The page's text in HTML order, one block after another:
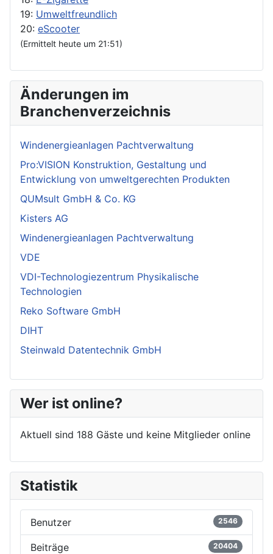
19: Umweltfreundlich
20: eScooter
(Ermittelt heute um 21:51)
Änderungen im
Branchenverzeichnis
Windenergieanlagen Pachtverwaltung
Pro:VISION Konstruktion, Gestaltung und
Entwicklung von umweltgerechten Produkten
QUMsult GmbH & Co. KG
Kisters AG
Windenergieanlagen Pachtverwaltung
VDE
VDI-Technologiezentrum Physikalische
Technologien
Reko Software GmbH
DIHT
Steinwald Datentechnik GmbH
Wer ist online?
Aktuell sind 188 Gäste und keine Mitglieder online
Statistik
Benutzer 2546
Beiträge 20404